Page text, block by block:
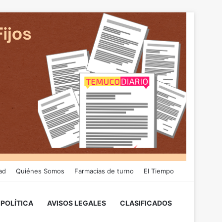
Quiénes Somos Farmacias de turno El Tiempo
POLÍTICA AVISOS LEGALES CLASIFICADOS